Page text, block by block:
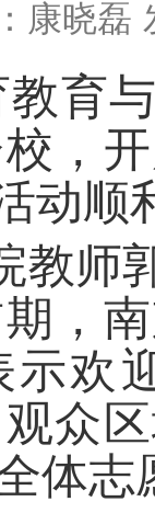
康晓磊
教育
，
动顺
教师
，
示欢
众
体